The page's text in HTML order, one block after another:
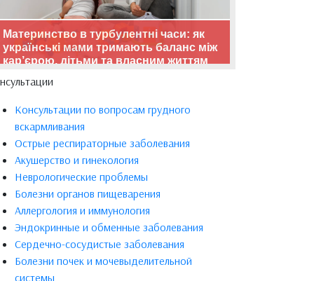
Материнство в турбулентні часи: як
українські мами тримають баланс між
кар’єрою, дітьми та власним життям
Консультации по вопросам грудного
вскармливания
Острые респираторные заболевания
Акушерство и гинекология
Неврологические проблемы
Болезни органов пищеварения
Аллергология и иммунология
Эндокринные и обменные заболевания
Сердечно-сосудистые заболевания
Болезни почек и мочевыделительной
системы